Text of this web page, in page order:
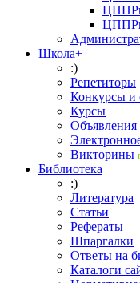
Школа+
:)
Репетиторы
Конкурсы и
Курсы
Объявления
Викторины
Библиотека
:)
Литература
Статьи
Рефераты
Шпаргалки
Ответы на
Каталоги